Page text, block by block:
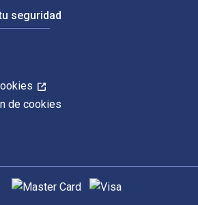
seguridad
de cookies
Métodos de pago admitidos